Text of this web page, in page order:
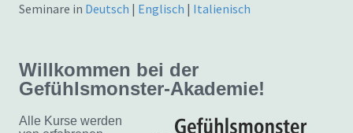
Seminare in Deutsch | Englisch | Italienisch
Willkommen bei der
Gefühlsmonster-Akademie!
Alle Kurse werden